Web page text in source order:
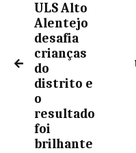
ULS Alto
Alentejo
desafia
crianças
do
distrito e
o
resultado
foi
brilhante